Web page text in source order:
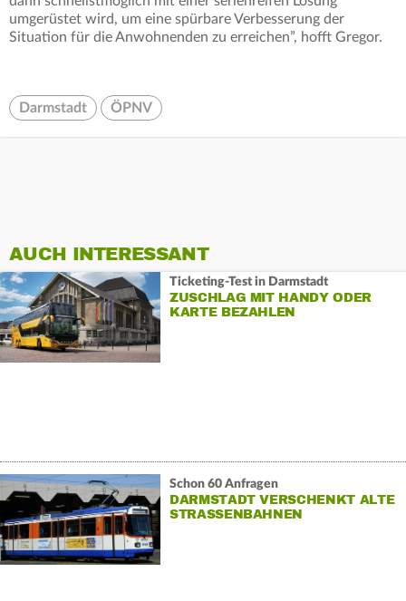
umgerüstet wird, um eine spürbare Verbesserung der
Situation für die Anwohnenden zu erreichen”, hofft Gregor.
Darmstadt ÖPNV
AUCH INTERESSANT
Ticketing-Test in Darmstadt
ZUSCHLAG MIT HANDY ODER
KARTE BEZAHLEN
Schon 60 Anfragen
DARMSTADT VERSCHENKT ALTE
STRASSENBAHNEN